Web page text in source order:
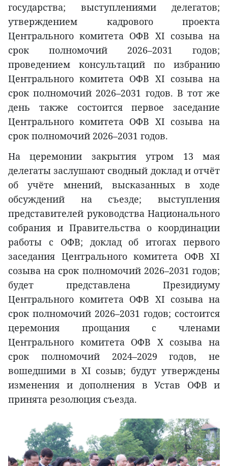
государства; выступлениями делегатов;
утверждением кадрового проекта
Центрального комитета ОФВ XI созыва на
срок полномочий 2026–2031 годов;
проведением консультаций по избранию
Центрального комитета ОФВ XI созыва на
срок полномочий 2026–2031 годов. В тот же
день также состоится первое заседание
Центрального комитета ОФВ XI созыва на
срок полномочий 2026–2031 годов.
На церемонии закрытия утром 13 мая
делегаты заслушают сводный доклад и отчёт
об учёте мнений, высказанных в ходе
обсуждений на съезде; выступления
представителей руководства Национального
собрания и Правительства о координации
работы с ОФВ; доклад об итогах первого
заседания Центрального комитета ОФВ XI
созыва на срок полномочий 2026–2031 годов;
будет представлена Президиуму
Центрального комитета ОФВ XI созыва на
срок полномочий 2026–2031 годов; состоится
церемония прощания с членами
Центрального комитета ОФВ X созыва на
срок полномочий 2024–2029 годов, не
вошедшими в XI созыв; будут утверждены
изменения и дополнения в Устав ОФВ и
принята резолюция съезда.